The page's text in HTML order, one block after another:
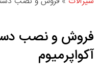
فروش و نصب
آکواپرمیوم